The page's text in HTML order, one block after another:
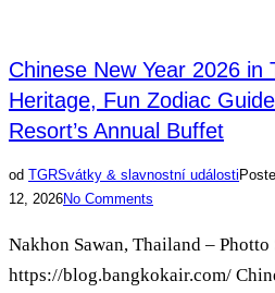
Chinese New Year 2026 in
Heritage, Fun Zodiac
Resort’s Annual Buffet
od TGRSvátky & slavnostní události
12, 2026No Comments
Nakhon Sawan, Thailand – Photto
https://blog.bangkokair.com/